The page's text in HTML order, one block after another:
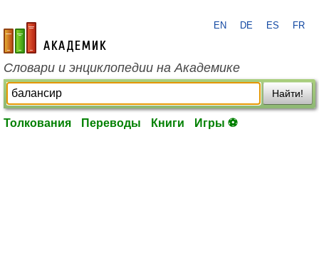
academic.ru
EN DE ES FR
Словари и энциклопедии на Академике
Найти!
Толкования Переводы Книги Игры ⚽